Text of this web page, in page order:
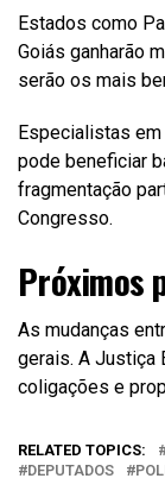
Estados como
Goiás ganharão
serão os mais
Especialistas
pode beneficiar
fragmentação
Congresso.
Próximos
As mudanças
gerais. A Justiça
coligações e
RELATED TOPICS:
DEPUTADOS